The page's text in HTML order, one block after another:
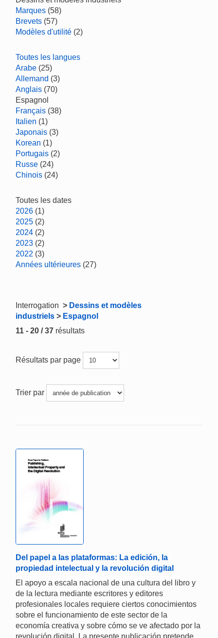
Marques (58)
Brevets (57)
Modèles d'utilité (2)
Toutes les langues
Arabe (25)
Allemand (3)
Anglais (70)
Espagnol
Français (38)
Italien (1)
Japonais (3)
Korean (1)
Portugais (2)
Russe (24)
Chinois (24)
Toutes les dates
2026 (1)
2025 (2)
2024 (2)
2023 (2)
2022 (3)
Années ultérieures (27)
Interrogation > Dessins et modèles
industriels > Espagnol
11 - 20 / 37 résultats
Résultats par page
Trier par
Del papel a las plataformas: La edición, la
propiedad intelectual y la revolución digital
El apoyo a escala nacional de una cultura del libro y
de la lectura mediante escritores y editores
profesionales locales requiere ciertos conocimientos
sobre el funcionamiento de este sector de la
economía creativa y sobre cómo se ve afectado por la